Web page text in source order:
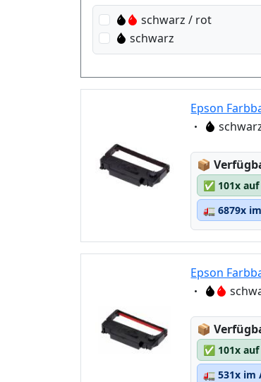
schwarz / rot
schwarz
Epson
Eigenschaft:
📦
✅ 101x
🚛 6879x
Epson
Eigenschaft:
📦
✅ 101x
🚛 531x im